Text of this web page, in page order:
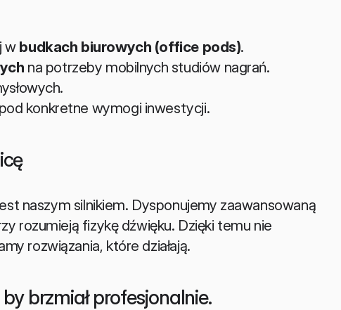
w budkach biurowych (office pods).
na potrzeby mobilnych studiów nagrań.
konkretne wymogi inwestycji.
naszym silnikiem. Dysponujemy zaawansowaną
rozumieją fizykę dźwięku. Dzięki temu nie
rozwiązania, które działają.
brzmiał profesjonalnie.